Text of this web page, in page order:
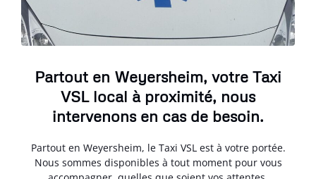
Partout en Weyersheim, votre Taxi
VSL local à proximité, nous
intervenons en cas de besoin.
Partout en Weyersheim, le Taxi VSL est à votre portée.
Nous sommes disponibles à tout moment pour vous